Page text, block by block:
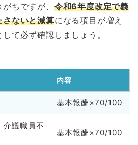
ちですが、 令和6年度改定で義
さないと減算になる項目が増え
て必ず確認しましょう。
内容
基本報酬×70/100
介護職員不
基本報酬×70/100